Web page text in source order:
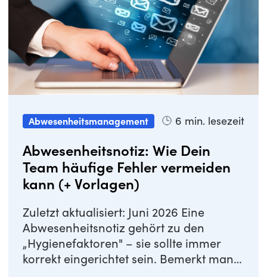
Abwesenheitsmanagement 6 min. lesezeit
Abwesenheitsnotiz: Wie Dein
Team häufige Fehler vermeiden
kann (+ Vorlagen)
Zuletzt aktualisiert: Juni 2026 Eine
Abwesenheitsnotiz gehört zu den
„Hygienefaktoren" – sie sollte immer
korrekt eingerichtet sein. Bemerkt man